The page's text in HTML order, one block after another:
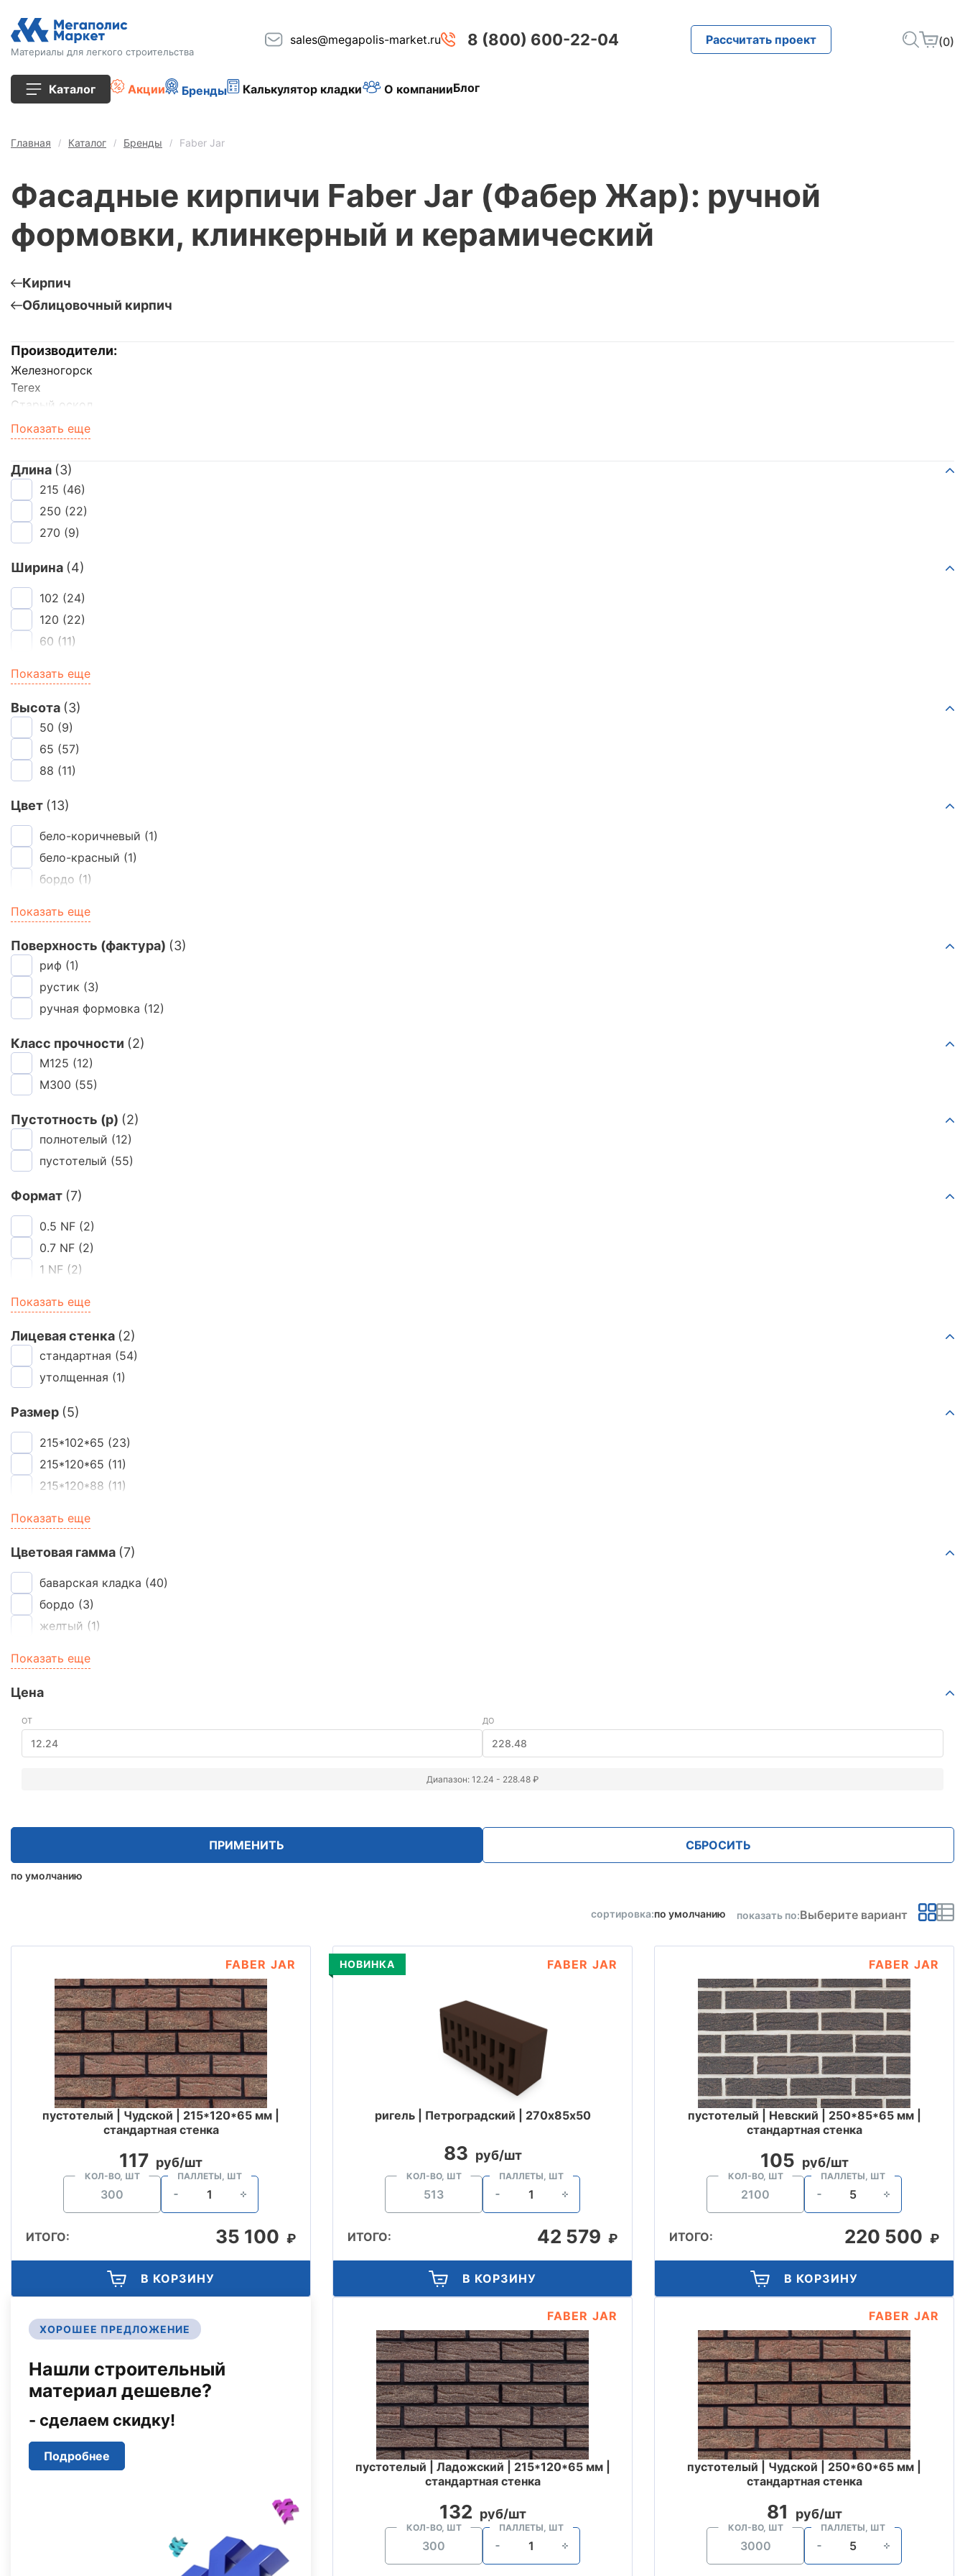
Материалы для легкого строительства
sales@megapolis-market.ru 8 (800) 600-22-04 Рассчитать проект (0)
Каталог
Кирпич
Плиты перекрытия
Тротуарная плитка
Сайдинг
Металлочерепица
Акции Бренды Калькулятор кладки О компанииБлог
Главная Каталог Бренды Faber Jar
Фасадные кирпичи Faber Jar (Фабер Жар): ручной
формовки, клинкерный и керамический
Кирпич
Облицовочный кирпич
Производители:
Железногорск
Terex
Старый оскол
Вышневолоцкая Керамика
Воротынск
BRAER
ЛСР (кирпич)
Керма
Клим Клинкер
Kerma Premium
Строма
Плинфа
Показать еще
Длина (3)
215 (46)
250 (22)
270 (9)
Ширина (4)
102 (24)
120 (22)
60 (11)
Показать еще
Высота (3)
50 (9)
65 (57)
88 (11)
Цвет (13)
бело-коричневый (1)
бело-красный (1)
бордо (1)
желто-красный
каштоново-коричневый(1)
коричнево-черный
коричневый
красный(22)
черно-красный(1)
черно-медный
черный
(2)
Показать еще
Поверхность (фактура) (3)
риф (1)
рустик (3)
ручная формовка (12)
Класс прочности (2)
М125 (12)
М300 (55)
Пустотность (p) (2)
полнотелый (12)
пустотелый (55)
Формат (7)
0.5 NF (2)
0.7 NF (2)
1 NF (2)
wdF нестандартный
нестандартный(48)
одинарный eвро 0.7 NF
Показать еще
Лицевая стенка (2)
стандартная (54)
утолщенная (1)
Размер (5)
215*102*65 (23)
215*120*65 (11)
215*120*88 (11)
250*85*65
Показать еще
Цветовая гамма (7)
баварская кладка (40)
бордо (3)
желтый (1)
красный
серый
Показать еще
Цена
ОТ ДО
Диапазон: 12.24 - 228.48 ₽
ПРИМЕНИТЬ СБРОСИТЬ
по умолчанию
сортировка:по умолчанию показать по:Выберите вариант
FABER JAR
пустотелый | Чудской | 215*120*65 мм |
стандартная стенка
117 руб/шт
КОЛ-ВО, ШТ ПАЛЛЕТЫ, ШТ
ИТОГО: 35 100 ₽
В КОРЗИНУ
НОВИНКА FABER JAR
ригель | Петроградский | 270х85х50
83 руб/шт
КОЛ-ВО, ШТ ПАЛЛЕТЫ, ШТ
ИТОГО: 42 579 ₽
В КОРЗИНУ
FABER JAR
пустотелый | Невский | 250*85*65 мм |
стандартная стенка
105 руб/шт
КОЛ-ВО, ШТ ПАЛЛЕТЫ, ШТ
ИТОГО: 220 500 ₽
В КОРЗИНУ
ХОРОШЕЕ ПРЕДЛОЖЕНИЕ
Нашли строительный
материал дешевле?
- сделаем скидку!
Подробнее
FABER JAR
пустотелый | Ладожский | 215*120*65 мм |
стандартная стенка
132 руб/шт
КОЛ-ВО, ШТ ПАЛЛЕТЫ, ШТ
FABER JAR
пустотелый | Чудской | 250*60*65 мм |
стандартная стенка
81 руб/шт
КОЛ-ВО, ШТ ПАЛЛЕТЫ, ШТ